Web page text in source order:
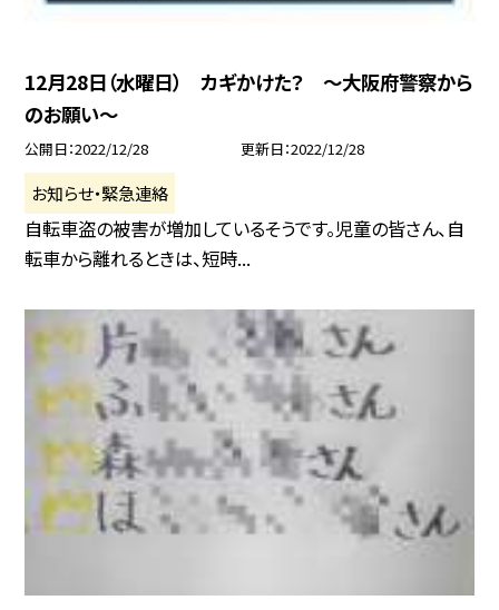
12月28日（水曜日） カギかけた？ 〜大阪府警察から
のお願い〜
公開日 2022/12/28 更新日 2022/12/28
お知らせ・緊急連絡
自転車盗の被害が増加しているそうです。児童の皆さん、自
転車から離れるときは、短時...